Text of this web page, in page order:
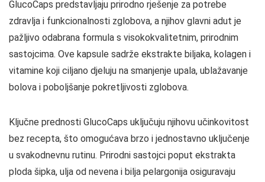
GlucoCaps predstavljaju prirodno rješenje za potrebe
zdravlja i funkcionalnosti zglobova, a njihov glavni adut je
pažljivo odabrana formula s visokokvalitetnim, prirodnim
sastojcima. Ove kapsule sadrže ekstrakte biljaka, kolagen i
vitamine koji ciljano djeluju na smanjenje upala, ublažavanje
bolova i poboljšanje pokretljivosti zglobova.
Ključne prednosti GlucoCaps uključuju njihovu učinkovitost
bez recepta, što omogućava brzo i jednostavno uključenje
u svakodnevnu rutinu. Prirodni sastojci poput ekstrakta
ploda šipka, ulja od nevena i bilja pelargonija osiguravaju